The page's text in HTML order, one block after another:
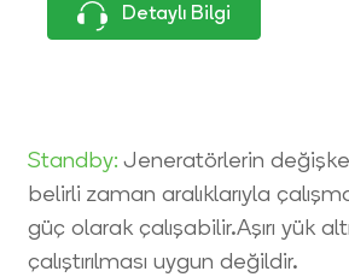
Detaylı Bilgi
Standby: Jeneratörlerin
belirli zaman aralıklarıyla
güç olarak çalışabilir.Aşırı yük
çalıştırılması uygun değildir.